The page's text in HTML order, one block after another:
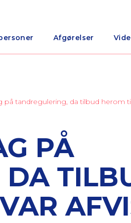
Afgørelser
på tandregulering, da tilbud herom
PÅ
DA